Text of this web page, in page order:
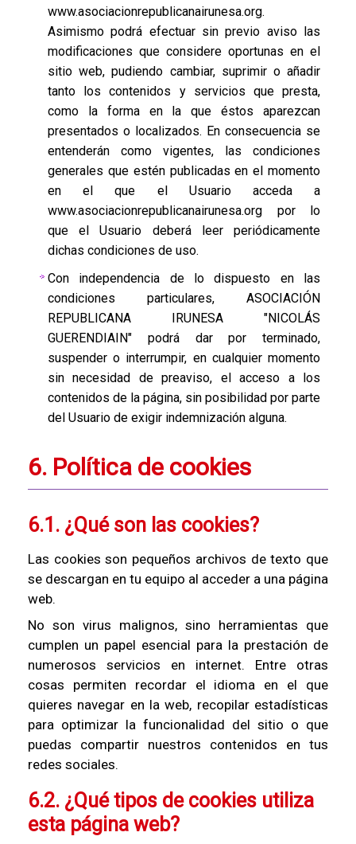
www.asociacionrepublicanairunesa.org.
Asimismo podrá efectuar sin previo aviso las
modificaciones que considere oportunas en el
sitio web, pudiendo cambiar, suprimir o añadir
tanto los contenidos y servicios que presta,
como la forma en la que éstos aparezcan
presentados o localizados. En consecuencia se
entenderán como vigentes, las condiciones
generales que estén publicadas en el momento
en el que el Usuario acceda a
www.asociacionrepublicanairunesa.org por lo
que el Usuario deberá leer periódicamente
dichas condiciones de uso.
Con independencia de lo dispuesto en las
condiciones particulares, ASOCIACIÓN
REPUBLICANA IRUNESA "NICOLÁS
GUERENDIAIN" podrá dar por terminado,
suspender o interrumpir, en cualquier momento
sin necesidad de preaviso, el acceso a los
contenidos de la página, sin posibilidad por parte
del Usuario de exigir indemnización alguna.
6. Política de cookies
6.1. ¿Qué son las cookies?
Las cookies son pequeños archivos de texto que
se descargan en tu equipo al acceder a una página
web.
No son virus malignos, sino herramientas que
cumplen un papel esencial para la prestación de
numerosos servicios en internet. Entre otras
cosas permiten recordar el idioma en el que
quieres navegar en la web, recopilar estadísticas
para optimizar la funcionalidad del sitio o que
puedas compartir nuestros contenidos en tus
redes sociales.
6.2. ¿Qué tipos de cookies utiliza
esta página web?